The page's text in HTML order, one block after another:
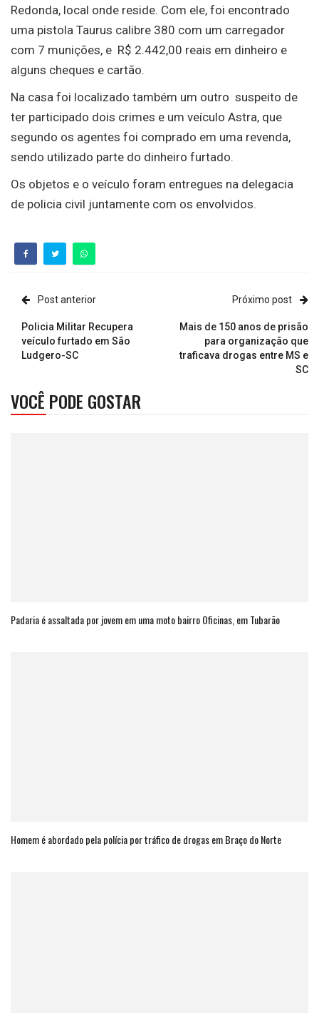
Redonda, local onde reside. Com ele, foi encontrado
uma pistola Taurus calibre 380 com um carregador
com 7 munições, e R$ 2.442,00 reais em dinheiro e
alguns cheques e cartão.
Na casa foi localizado também um outro suspeito de
ter participado dois crimes e um veículo Astra, que
segundo os agentes foi comprado em uma revenda,
sendo utilizado parte do dinheiro furtado.
Os objetos e o veículo foram entregues na delegacia
de policia civil juntamente com os envolvidos.
Post anterior
Policia Militar Recupera
veículo furtado em São
Ludgero-SC
Próximo post
Mais de 150 anos de prisão
para organização que
traficava drogas entre MS e
SC
VOCÊ PODE GOSTAR
Padaria é assaltada por jovem em uma moto bairro Oficinas, em Tubarão
Homem é abordado pela polícia por tráfico de drogas em Braço do Norte